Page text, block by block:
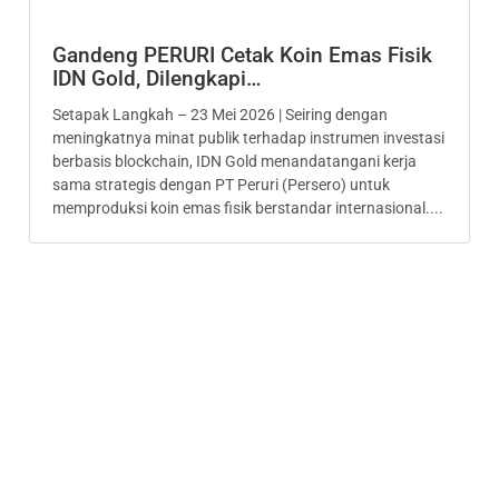
Gandeng PERURI Cetak Koin Emas Fisik
IDN Gold, Dilengkapi…
Setapak Langkah – 23 Mei 2026 | Seiring dengan
meningkatnya minat publik terhadap instrumen investasi
berbasis blockchain, IDN Gold menandatangani kerja
sama strategis dengan PT Peruri (Persero) untuk
memproduksi koin emas fisik berstandar internasional....